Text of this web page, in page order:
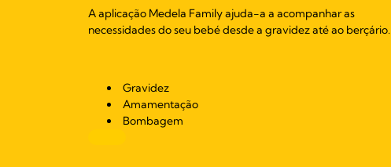
A aplicação Medela Family ajuda-a a acompanhar as
necessidades do seu bebé desde a gravidez até ao berçário.
Gravidez
Amamentação
Bombagem